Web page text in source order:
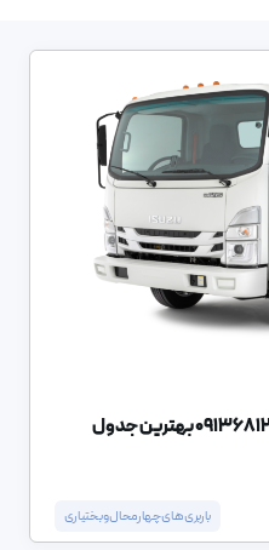
لیست باربری های بروجن ⭐️09136812005 بهترین جدول
باربری های چهارمحال و بختیاری